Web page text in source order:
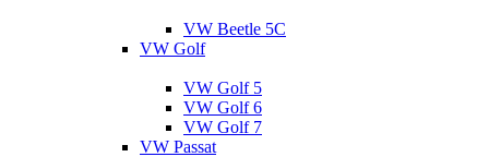
VW Beetle 5C
VW Golf
VW Golf 5
VW Golf 6
VW Golf 7
VW Passat